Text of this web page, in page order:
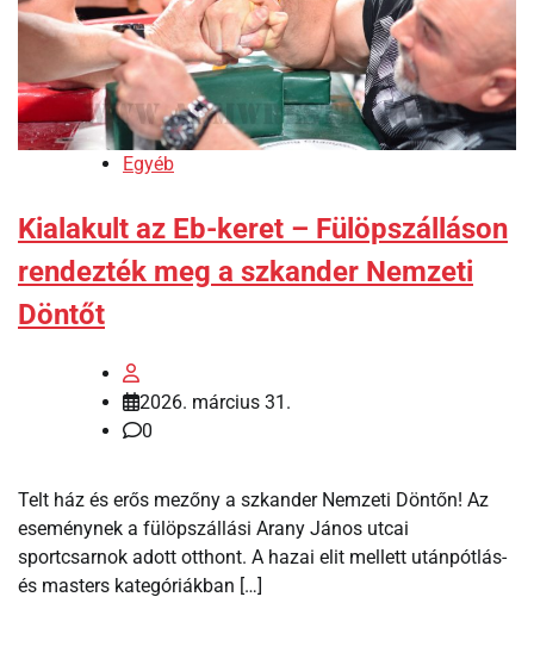
Egyéb
Kialakult az Eb-keret – Fülöpszálláson
rendezték meg a szkander Nemzeti
Döntőt
2026. március 31.
0
Telt ház és erős mezőny a szkander Nemzeti Döntőn! Az
eseménynek a fülöpszállási Arany János utcai
sportcsarnok adott otthont. A hazai elit mellett utánpótlás-
és masters kategóriákban […]